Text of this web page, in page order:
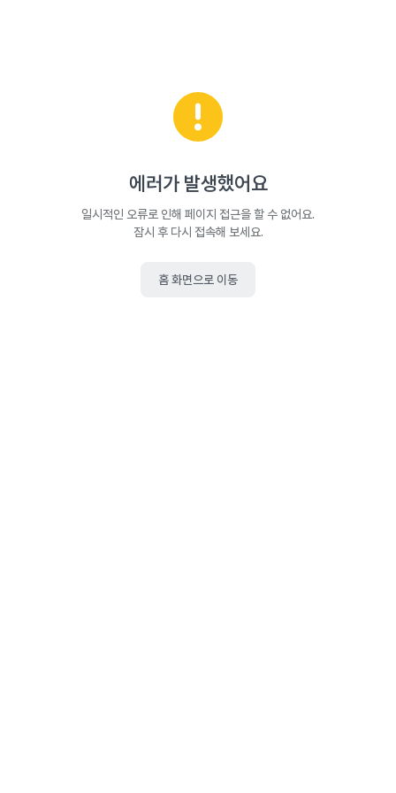
에러가 발생했어요
일시적인 오류로 인해 페이지 접근을 할 수 없어요.
잠시 후 다시 접속해 보세요.
홈 화면으로 이동